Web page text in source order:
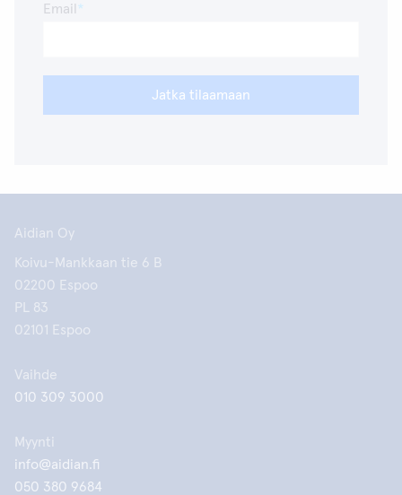
Email
Jatka tilaamaan
Aidian Oy
Koivu-Mankkaan tie 6 B
02200 Espoo
PL 83
02101 Espoo
Vaihde
010 309 3000
Myynti
info@aidian.fi
050 380 9684